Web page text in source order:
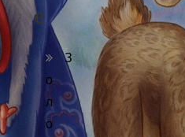
Е
З
о
л
о